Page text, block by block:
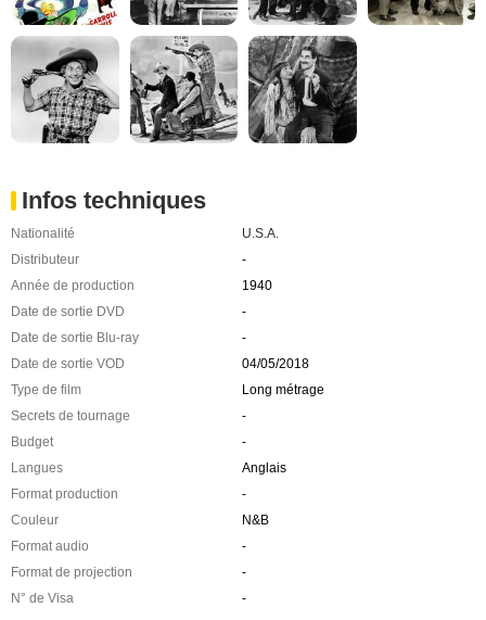
Infos techniques
Nationalité
U.S.A.
Distributeur
-
Année de production
1940
Date de sortie DVD
-
Date de sortie Blu-ray
-
Date de sortie VOD
04/05/2018
Type de film
Long métrage
Secrets de tournage
-
Budget
-
Langues
Anglais
Format production
-
Couleur
N&B
Format audio
-
Format de projection
-
N° de Visa
-